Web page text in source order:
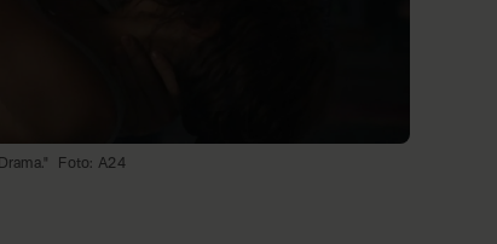
Foto: A24